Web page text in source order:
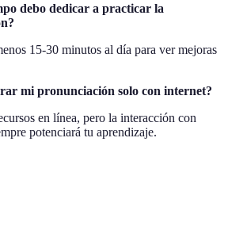
debo dedicar a practicar la
15-30 minutos al día para ver mejoras
mi pronunciación solo con internet?
en línea, pero la interacción con
potenciará tu aprendizaje.